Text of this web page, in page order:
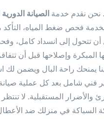
نحن نقدم خدمة الصيانة الدورية
فحص ضغط المياه،
تتحول إلى انسداد كامل،
المبكرة وإصلاحها قبل أن
يمنحك راحة البال ويضمن لك
فني شامل بعد كل عملية
والأضرار المستقبلية. لا
السباكة في منزلك ضد